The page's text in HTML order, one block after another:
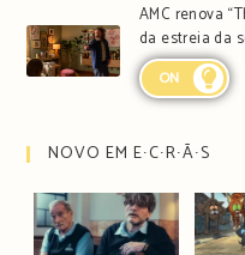
AMC renova
da estreia da
ON
NOVO EM E∙C∙R∙Ã∙S